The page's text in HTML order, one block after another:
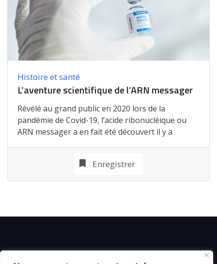
Histoire et santé
L’aventure scientifique de l’ARN messager
Révélé au grand public en 2020 lors de la
pandémie de Covid-19, l’acide ribonucléique ou
ARN messager a en fait été découvert il y a
Enregistrer